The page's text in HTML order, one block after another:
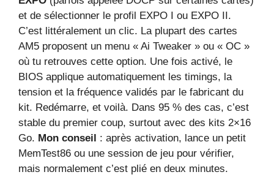
et de sélectionner le profil EXPO I ou EXPO II.
C’est littéralement un clic. La plupart des cartes
AM5 proposent un menu « Ai Tweaker » ou « OC »
où tu retrouves cette option. Une fois activé, le
BIOS applique automatiquement les timings, la
tension et la fréquence validés par le fabricant du
kit. Redémarre, et voilà. Dans 95 % des cas, c’est
stable du premier coup, surtout avec des kits 2×16
Go. Mon conseil
: après activation, lance un petit
MemTest86 ou une session de jeu pour vérifier,
mais normalement c’est plié en deux minutes.